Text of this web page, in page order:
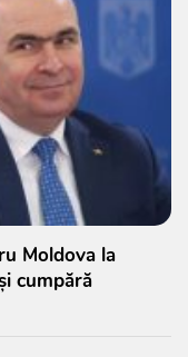
Moldova la
cumpără